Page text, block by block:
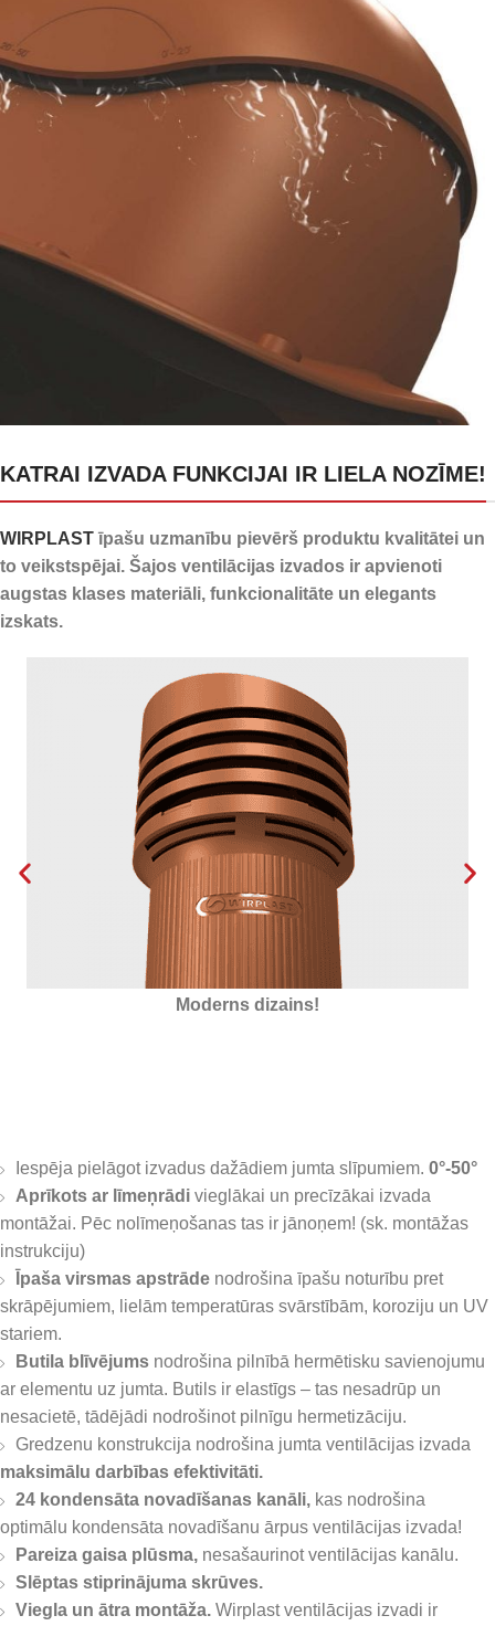
24 kanāli kondensāta
novadīšanai
KATRAI IZVADA FUNKCIJAI IR LIELA NOZĪME!
WIRPLAST īpašu uzmanību pievērš produktu kvalitātei un
to veikstspējai. Šajos ventilācijas izvados ir apvienoti
augstas klases materiāli, funkcionalitāte un elegants
izskats.
Izolēts ar putupolistorolu
Iespēja pielāgot izvadus dažādiem jumta slīpumiem. 0°-50°
Aprīkots ar līmeņrādi vieglākai un precīzākai izvada
montāžai. Pēc nolīmeņošanas tas ir jānoņem! (sk. montāžas
instrukciju)
Īpaša virsmas apstrāde nodrošina īpašu noturību pret
skrāpējumiem, lielām temperatūras svārstībām, koroziju un UV
stariem.
Butila blīvējums nodrošina pilnībā hermētisku savienojumu
ar elementu uz jumta. Butils ir elastīgs – tas nesadrūp un
nesacietē, tādējādi nodrošinot pilnīgu hermetizāciju.
Gredzenu konstrukcija nodrošina jumta ventilācijas izvada
maksimālu darbības efektivitāti.
24 kondensāta novadīšanas kanāli, kas nodrošina
optimālu kondensāta novadīšanu ārpus ventilācijas izvada!
Pareiza gaisa plūsma, nesašaurinot ventilācijas kanālu.
Slēptas stiprinājuma skrūves.
Viegla un ātra montāža. Wirplast ventilācijas izvadi ir